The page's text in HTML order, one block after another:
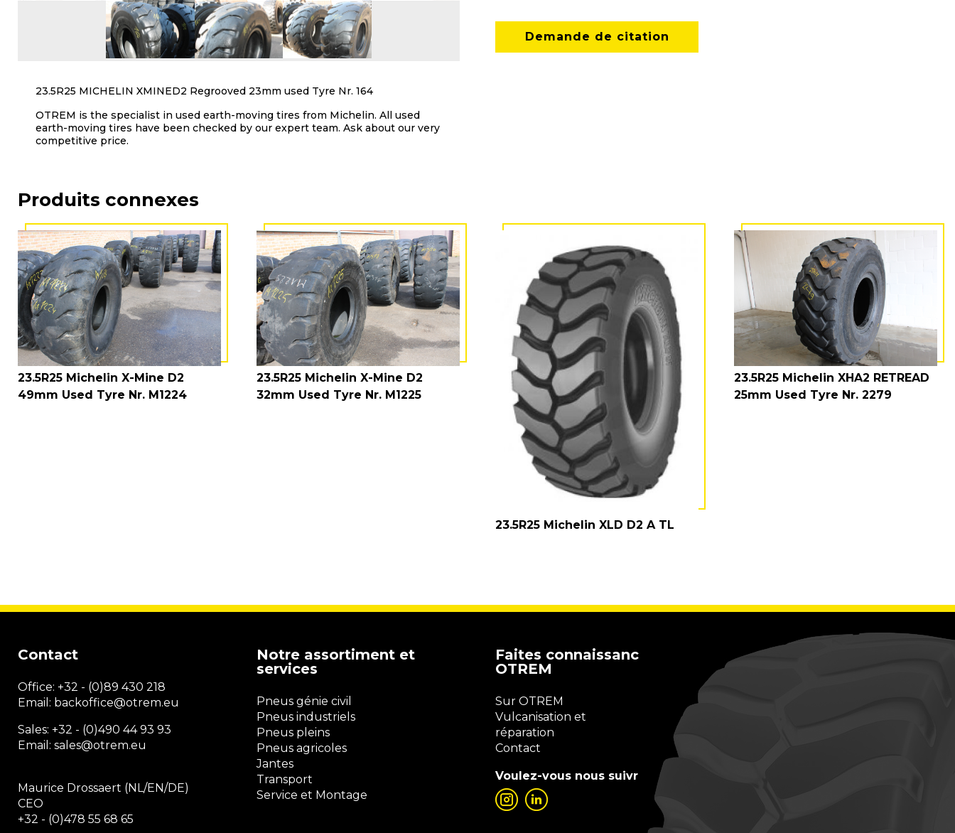
Demande de citation
23.5R25 MICHELIN XMINED2 Regrooved 23mm used Tyre Nr. 164
OTREM is the specialist in used earth-moving tires from Michelin. All used
earth-moving tires have been checked by our expert team. Ask about our very
competitive price.
Produits connexes
23.5R25 Michelin X-Mine D2
49mm Used Tyre Nr. M1224
23.5R25 Michelin X-Mine D2
32mm Used Tyre Nr. M1225
23.5R25 Michelin XLD D2 A TL
23.5R25 Michelin XHA2 RETREAD
25mm Used Tyre Nr. 2279
Contact
Office: +32 - (0)89 430 218
Email: backoffice@otrem.eu
Sales: +32 - (0)490 44 93 93
Email: sales@otrem.eu
Maurice Drossaert (NL/EN/DE)
CEO
+32 - (0)478 55 68 65
Notre assortiment et
services
Pneus génie civil
Pneus industriels
Pneus pleins
Pneus agricoles
Jantes
Transport
Service et Montage
Faites connaissance avec
OTREM
Sur OTREM
Vulcanisation et
réparation
Contact
Voulez-vous nous suivre?